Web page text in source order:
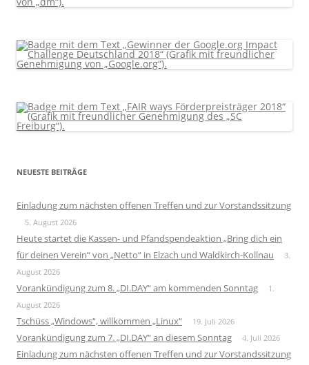
NEUESTE BEITRÄGE
Einladung zum nächsten offenen Treffen und zur Vorstandssitzung
5. August 2026
Heute startet die Kassen- und Pfandspendeaktion „Bring dich ein
für deinen Verein“ von „Netto“ in Elzach und Waldkirch-Kollnau
3.
August 2026
Vorankündigung zum 8. „DI.DAY“ am kommenden Sonntag
1.
August 2026
Tschüss „Windows“, willkommen „Linux“ 19. Juli 2026
Vorankündigung zum 7. „DI.DAY“ an diesem Sonntag 4. Juli 2026
Einladung zum nächsten offenen Treffen und zur Vorstandssitzung